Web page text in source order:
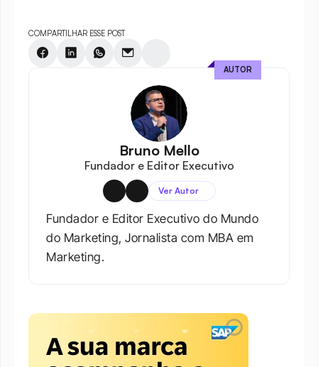
COMPARTILHAR ESSE POST
Bruno Mello
Fundador e Editor Executivo
Ver Autor
Fundador e Editor Executivo do Mundo
do Marketing, Jornalista com MBA em
Marketing.
AUTOR